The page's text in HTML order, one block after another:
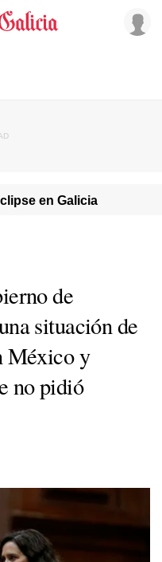
en Galicia
de
situación de
México y
no pidió